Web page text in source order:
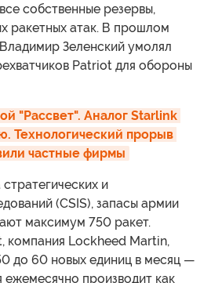
собственные резервы,
ракетных атак. В прошлом
Зеленский умолял
Patriot для обороны
"Рассвет". Аналог Starlink
Технологический прорыв
частные фирмы
и
(CSIS), запасы армии
максимум 750 ракет.
компания Lockheed Martin,
до 60 новых единиц в месяц —
ежемесячно производит как